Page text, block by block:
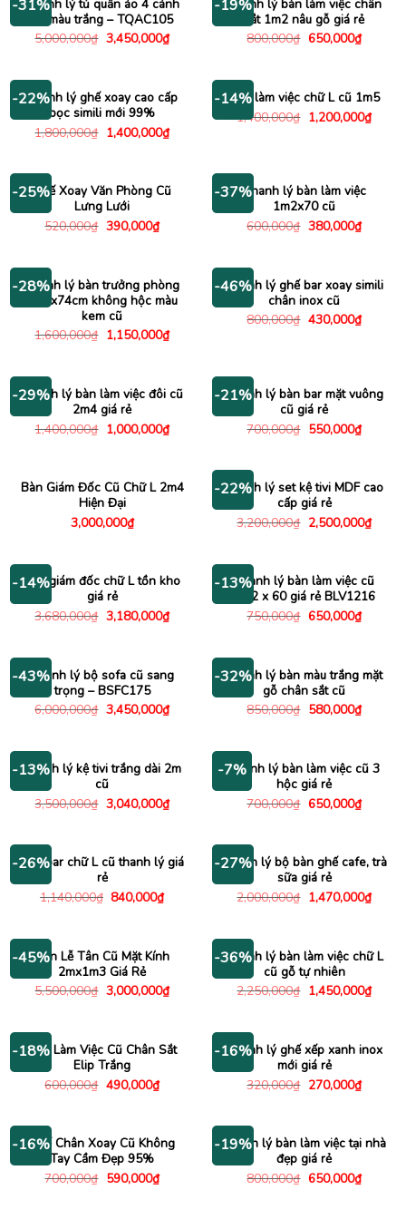
-31%
Thanh lý tủ quần áo 4 cánh
cũ màu trắng – TQAC105
5,000,000₫ Giá
gốc
3,450,000₫Giá
hiện
3,450,000₫.
-19%
Thanh lý bàn làm việc chân
sắt 1m2 nâu gỗ giá rẻ
800,000₫ Giá
650,000₫Giá
hiện
-22%
Thanh lý ghế xoay cao cấp
bọc simili mới 99%
1,800,000₫ Giá
gốc
1,400,000₫Giá
hiện
1,400,000₫.
-14%
Bàn làm việc chữ L cũ 1m5
1,400,000₫ Giá
gốc
1,200,000₫Giá
hiện
-25%Ghế Xoay Văn Phòng Cũ
Lưng Lưới
520,000₫ Giá
390,000₫Giá
hiện
390,000₫.
-37%Thanh lý bàn làm việc
1m2x70 cũ
600,000₫ Giá
380,000₫Giá
hiện
-28%
Thanh lý bàn trưởng phòng
1m6x74cm không hộc màu
kem cũ
1,600,000₫ Giá
gốc
1,150,000₫Giá
hiện
1,150,000₫.
-46%
Thanh lý ghế bar xoay simili
chân inox cũ
800,000₫ Giá
430,000₫Giá
hiện
-29%
Thanh lý bàn làm việc đôi cũ
2m4 giá rẻ
1,400,000₫ Giá
gốc
1,000,000₫Giá
hiện
1,000,000₫.
-21%
Thanh lý bàn bar mặt vuông
cũ giá rẻ
700,000₫ Giá
550,000₫Giá
hiện
Bàn Giám Đốc Cũ Chữ L 2m4
Hiện Đại
3,000,000₫
-22%
Thanh lý set kệ tivi MDF cao
cấp giá rẻ
3,200,000₫ Giá
gốc
2,500,000₫Giá
hiện
-14%
Bàn giám đốc chữ L tồn kho
giá rẻ
3,680,000₫ Giá
gốc
3,180,000₫Giá
hiện
3,180,000₫.
-13%Thanh lý bàn làm việc cũ
1m2 x 60 giá rẻ BLV1216
750,000₫ Giá
650,000₫Giá
hiện
-43%Thanh lý bộ sofa cũ sang
trọng – BSFC175
6,000,000₫ Giá
gốc
3,450,000₫Giá
hiện
3,450,000₫.
-32%
Thanh lý bàn màu trắng mặt
gỗ chân sắt cũ
850,000₫ Giá
580,000₫Giá
hiện
-13%
Thanh lý kệ tivi trắng dài 2m
cũ
3,500,000₫ Giá
gốc
3,040,000₫Giá
hiện
3,040,000₫.
-7%
Thanh lý bàn làm việc cũ 3
hộc giá rẻ
700,000₫ Giá
650,000₫Giá
hiện
-26%
Bàn bar chữ L cũ thanh lý giá
rẻ
1,140,000₫ Giá
840,000₫Giá
hiện
840,000₫.
-27%
Thanh lý bộ bàn ghế cafe, trà
sữa giá rẻ
2,000,000₫ Giá
gốc
1,470,000₫Giá
hiện
-45%Bàn Lễ Tân Cũ Mặt Kính
2mx1m3 Giá Rẻ
5,500,000₫ Giá
gốc
3,000,000₫Giá
hiện
3,000,000₫.
-36%
Thanh lý bàn làm việc chữ L
cũ gỗ tự nhiên
2,250,000₫ Giá
gốc
1,450,000₫Giá
hiện
-18%
Bàn Làm Việc Cũ Chân Sắt
Elip Trắng
600,000₫ Giá
490,000₫Giá
hiện
490,000₫.
-16%
Thanh lý ghế xếp xanh inox
mới giá rẻ
320,000₫ Giá
270,000₫Giá
hiện
-16%
Ghế Chân Xoay Cũ Không
Tay Cầm Đẹp 95%
700,000₫ Giá
590,000₫Giá
hiện
-19%
Thanh lý bàn làm việc tại nhà
đẹp giá rẻ
800,000₫ Giá
650,000₫Giá
hiện